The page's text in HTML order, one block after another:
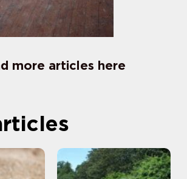
more articles here